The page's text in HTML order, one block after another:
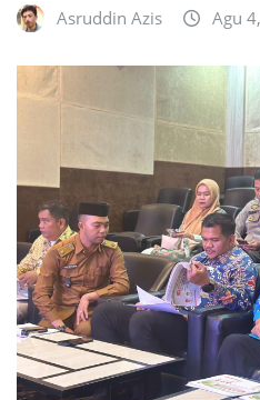
Asruddin Azis Agu